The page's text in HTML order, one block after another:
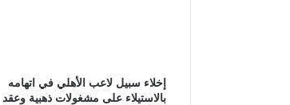
إخلاء سبيل لاعب الأهلي في اتهامه
بالاستيلاء على مشغولات ذهبية وعقد